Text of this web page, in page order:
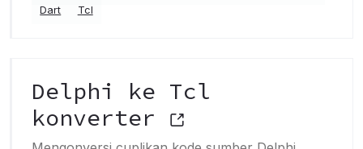
Dart
Tcl
Delphi ke Tcl
konverter